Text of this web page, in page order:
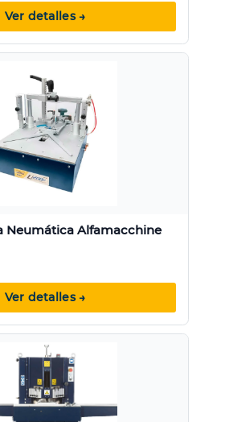
Ver detalles →
Neumática Alfamacchine
Ver detalles →